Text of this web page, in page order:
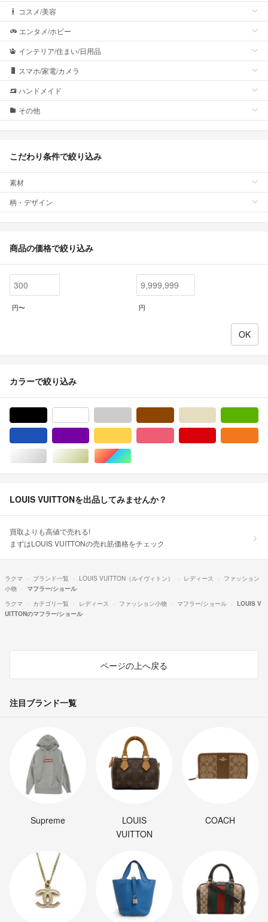
コスメ/美容
エンタメ/ホビー
インテリア/住まい/日用品
スマホ/家電/カメラ
ハンドメイド
その他
こだわり条件で絞り込み
素材
柄・デザイン
商品の価格で絞り込み
円〜 円
カラーで絞り込み
シルバー/銀色系ゴールド/金色系マルチカラー
LOUIS VUITTONを出品してみませんか？
買取よりも高値で売れる!
まずはLOUIS VUITTONの売れ筋価格をチェック
ラクマ ブランド一覧 LOUIS VUITTON（ルイヴィトン） レディース
ファッション
小物
マフラー/ショール
ラクマ
カテゴリ一覧 レディース ファッション小物 マフラー/ショール
LOUIS V
UITTONのマフラー/ショール
ページの上へ戻る
注目ブランド一覧
Supreme
LOUIS
VUITTON
COACH